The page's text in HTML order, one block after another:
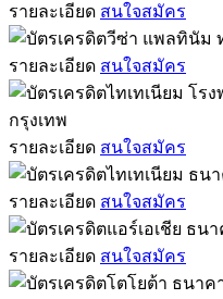
รายละเอียด สนใจสมัคร
รายละเอียด สนใจสมัคร
รายละเอียด สนใจสมัคร
รายละเอียด สนใจสมัคร
รายละเอียด สนใจสมัคร